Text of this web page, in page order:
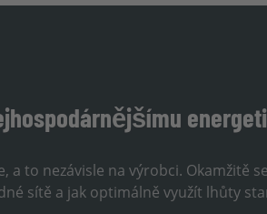
to nezávisle na výrobci. Okamžitě
sítě a jak optimálně využít lhůty